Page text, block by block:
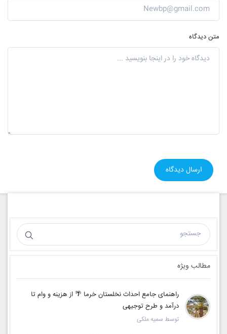
متن دیدگاه
مطالب ویژه
راهنمای جامع احداث نخلستان خرما 🌴 از هزینه و وام تا
درآمد و طرح توجیهی
توسط سمیه ملکی